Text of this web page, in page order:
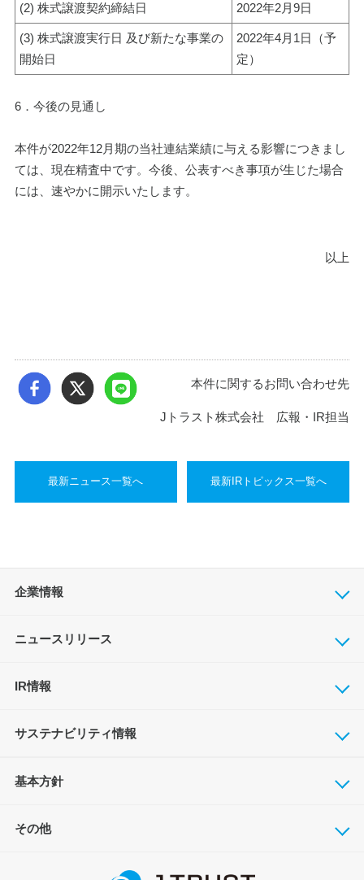
(2) 株式譲渡契約締結日 2022年2月9日
(3) 株式譲渡実行日 及び新たな事業の
開始日
2022年4月1日（予
定）
6．今後の見通し
本件が2022年12月期の当社連結業績に与える影響につきまし
ては、現在精査中です。今後、公表すべき事項が生じた場合
には、速やかに開示いたします。
以上
本件に関するお問い合わせ先
Jトラスト株式会社 広報・IR担当
最新ニュース一覧へ 最新IRトピックス一覧へ
企業情報
ニュースリリース
IR情報
サステナビリティ情報
基本方針
その他